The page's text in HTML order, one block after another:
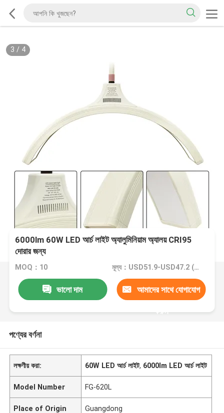
3 / 4
6000lm 60W LED আর্চ লাইট অ্যালুমিনিয়াম অ্যালয় CRI95
দোরার জন্য
MOQ：10 মূল্য：USD51.9-USD47.2 (10-100PCS)
ভালো দাম আমাদের সাথে যোগাযোগ
করুন
পণ্যের বর্ণনা
লক্ষণীয় করা: 60W LED আর্চ লাইট, 6000lm LED আর্চ লাইট
Model Number FG-620L
Place of Origin Guangdong